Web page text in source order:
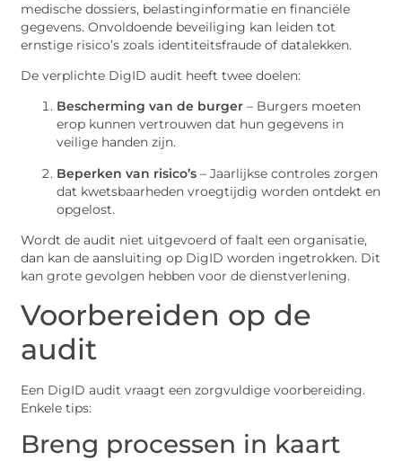
medische dossiers, belastinginformatie en financiële
gegevens. Onvoldoende beveiliging kan leiden tot
ernstige risico’s zoals identiteitsfraude of datalekken.
De verplichte DigID audit heeft twee doelen:
Bescherming van de burger – Burgers moeten
erop kunnen vertrouwen dat hun gegevens in
veilige handen zijn.
Beperken van risico’s – Jaarlijkse controles zorgen
dat kwetsbaarheden vroegtijdig worden ontdekt en
opgelost.
Wordt de audit niet uitgevoerd of faalt een organisatie,
dan kan de aansluiting op DigID worden ingetrokken. Dit
kan grote gevolgen hebben voor de dienstverlening.
Voorbereiden op de
audit
Een DigID audit vraagt een zorgvuldige voorbereiding.
Enkele tips:
Breng processen in kaart